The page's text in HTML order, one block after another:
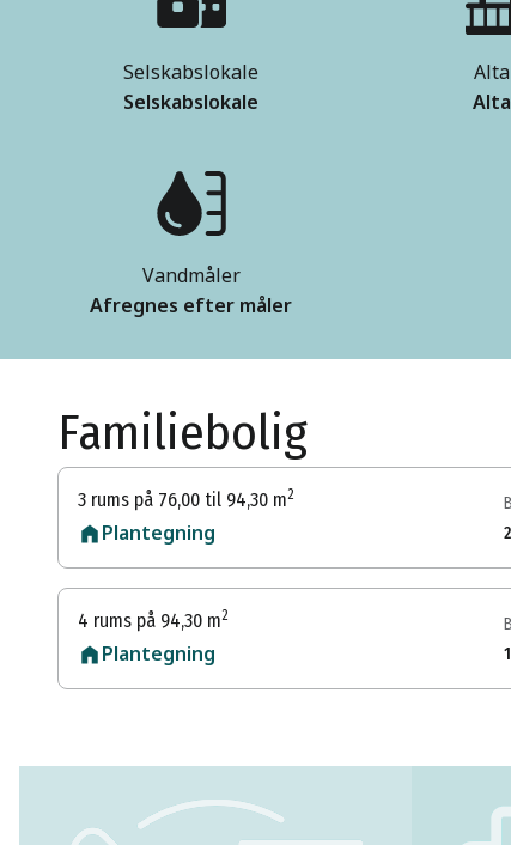
Selskabslokale
Selskabslokale
Vandmåler
Afregnes efter måler
Familiebolig
3 rums på 76,00 til 94,30 m2
Plantegning
4 rums på 94,30 m2
Plantegning